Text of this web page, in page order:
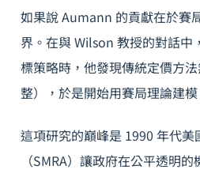
如果說 Aumann 的貢獻在於賽
界。在與 Wilson 教授的對話
標策略時，他發現傳統定價方
整），於是開始用賽局理論建模
這項研究的巔峰是 1990 年代美
（SMRA）讓政府在公平透明